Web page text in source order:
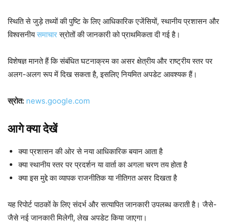
स्थिति से जुड़े तथ्यों की पुष्टि के लिए आधिकारिक एजेंसियों, स्थानीय प्रशासन और
विश्वसनीयसमाचारस्रोतों की जानकारी को प्राथमिकता दी गई है।
विशेषज्ञ मानते हैं कि संबंधित घटनाक्रम का असर क्षेत्रीय और राष्ट्रीय स्तर पर
अलग-अलग रूप में दिख सकता है, इसलिए नियमित अपडेट आवश्यक हैं।
स्रोत: news.google.com
आगे क्या देखें
क्या प्रशासन की ओर से नया आधिकारिक बयान आता है
क्या स्थानीय स्तर पर प्रदर्शन या वार्ता का अगला चरण तय होता है
क्या इस मुद्दे का व्यापक राजनीतिक या नीतिगत असर दिखता है
यह रिपोर्ट पाठकों के लिए संदर्भ और सत्यापित जानकारी उपलब्ध कराती है। जैसे-
जैसे नई जानकारी मिलेगी, लेख अपडेट किया जाएगा।